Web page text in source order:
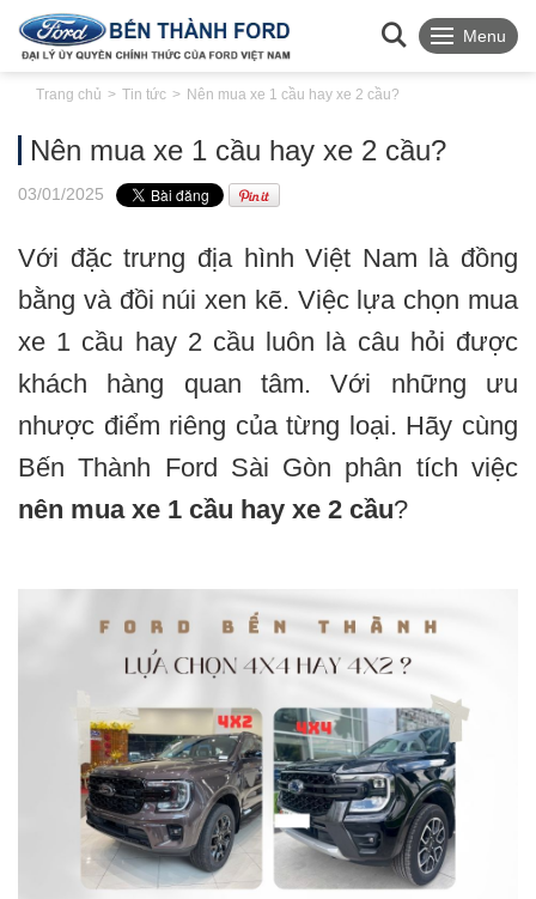
Menu
Trang chủ Tin tức Nên mua xe 1 cầu hay xe 2 cầu?
Nên mua xe 1 cầu hay xe 2 cầu?
03/01/2025
Với đặc trưng địa hình Việt Nam là đồng
bằng và đồi núi xen kẽ. Việc lựa chọn mua
xe 1 cầu hay 2 cầu luôn là câu hỏi được
khách hàng quan tâm. Với những ưu
nhược điểm riêng của từng loại. Hãy cùng
Bến Thành Ford Sài Gòn phân tích việc
nên mua xe 1 cầu hay xe 2 cầu?